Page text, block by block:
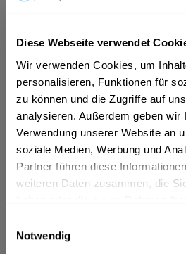
Diese Webseite verwendet
Wir verwenden Cookies, um
personalisieren, Funktionen für
zu können und die Zugriffe auf
analysieren. Außerdem geben wir
Verwendung unserer Website an
soziale Medien, Werbung und
Partner führen diese
weiteren Daten zusammen, die
Notwendig
MEHRWEG
+2,46 € Pfand
In denWarenkorb
Artikel-Nr.:
14506
Verfügbar in:
Beschreibung
Zutaten und Allergene